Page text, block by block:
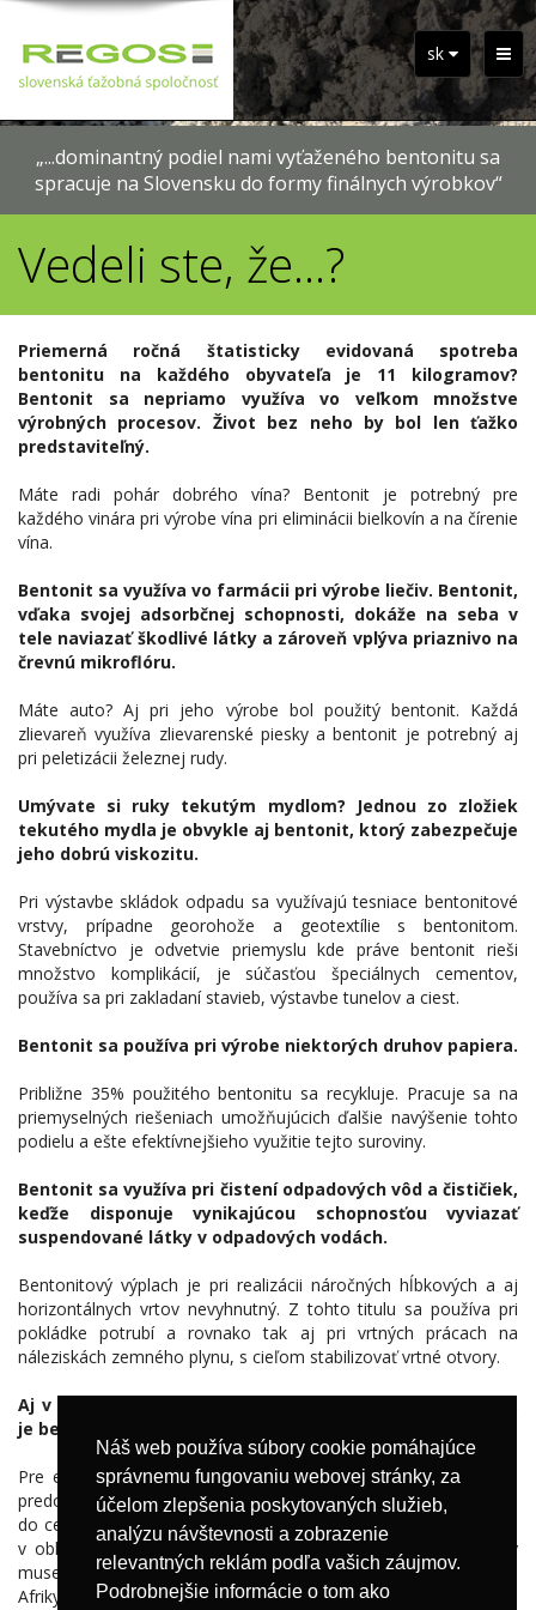
Náš web používa súbory cookie pomáhajúce
správnemu fungovaniu webovej stránky, za
účelom zlepšenia poskytovaných služieb,
analýzu návštevnosti a zobrazenie
relevantných reklám podľa vašich záujmov.
Podrobnejšie informácie o tom ako
sk
„...dominantný podiel nami vyťaženého bentonitu sa
spracuje na Slovensku do formy finálnych výrobkov“
Vedeli ste, že...?
Priemerná ročná štatisticky evidovaná spotreba
bentonitu na každého obyvateľa je 11 kilogramov?
Bentonit sa nepriamo využíva vo veľkom množstve
výrobných procesov. Život bez neho by bol len ťažko
predstaviteľný.
Máte radi pohár dobrého vína? Bentonit je potrebný pre
každého vinára pri výrobe vína pri eliminácii bielkovín a na čírenie
vína.
Bentonit sa využíva vo farmácii pri výrobe liečiv. Bentonit,
vďaka svojej adsorbčnej schopnosti, dokáže na seba v
tele naviazať škodlivé látky a zároveň vplýva priaznivo na
črevnú mikroflóru.
Máte auto? Aj pri jeho výrobe bol použitý bentonit. Každá
zlievareň využíva zlievarenské piesky a bentonit je potrebný aj
pri peletizácii železnej rudy.
Umývate si ruky tekutým mydlom? Jednou zo zložiek
tekutého mydla je obvykle aj bentonit, ktorý zabezpečuje
jeho dobrú viskozitu.
Pri výstavbe skládok odpadu sa využívajú tesniace bentonitové
vrstvy, prípadne georohože a geotextílie s bentonitom.
Stavebníctvo je odvetvie priemyslu kde práve bentonit rieši
množstvo komplikácií, je súčasťou špeciálnych cementov,
používa sa pri zakladaní stavieb, výstavbe tunelov a ciest.
Bentonit sa používa pri výrobe niektorých druhov papiera.
Približne 35% použitého bentonitu sa recykluje. Pracuje sa na
priemyselných riešeniach umožňujúcich ďalšie navýšenie tohto
podielu a ešte efektívnejšieho využitie tejto suroviny.
Bentonit sa využíva pri čistení odpadových vôd a čističiek,
keďže disponuje vynikajúcou schopnosťou vyviazať
suspendované látky v odpadových vodách.
Bentonitový výplach je pri realizácii náročných hĺbkových a aj
horizontálnych vrtov nevyhnutný. Z tohto titulu sa používa pri
pokládke potrubí a rovnako tak aj pri vrtných prácach na
náleziskách zemného plynu, s cieľom stabilizovať vrtné otvory.
Aj v oblasti hygieny zvierat - ako podstielka pod mačky,
je bentonit najčastejšie používaným materiálom.
Pre ekologicky orientovaný priemysel je dôležitým príspevkom
predovšetkým slovenský bentonit. Krátke prepravné vzdialenosti
do centrálnej a strednej Európy, prispievajú k zlepšeniu situácie
v oblasti znečistenia oxidom uhličitým. V opačnom prípade by
musela byť táto dôležitá surovina dovážaná z Indie, Turecka,
Afriky alebo iných vzdialených oblastí sveta.